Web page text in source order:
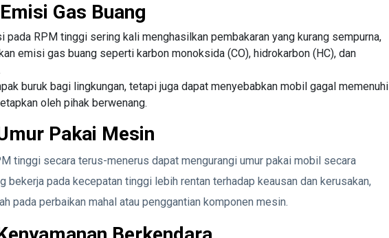
Gas Buang
pada RPM tinggi sering kali menghasilkan pembakaran yang kurang sempurna,
emisi gas buang seperti karbon monoksida (CO), hidrokarbon (HC), dan
buruk bagi lingkungan, tetapi juga dapat menyebabkan mobil gagal memenuhi
oleh pihak berwenang.
Pakai Mesin
tinggi secara terus-menerus dapat mengurangi umur pakai mobil secara
bekerja pada kecepatan tinggi lebih rentan terhadap keausan dan kerusakan,
pada perbaikan mahal atau penggantian komponen mesin.